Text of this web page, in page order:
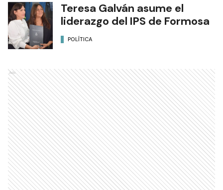
Teresa Galván asume el
liderazgo del IPS de Formosa
POLÍTICA
Ads